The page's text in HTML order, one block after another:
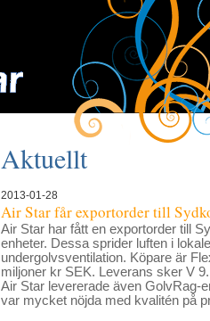
Aktuellt
2013-01-28
Air Star får exportorder till
Air Star har fått en exportorder till
enheter. Dessa sprider luften i
undergolvsventilation. Köpare är
miljoner kr SEK. Leverans sker V 9.
Air Star levererade även GolvRag-
var mycket nöjda med kvalitén på